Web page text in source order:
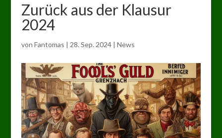
Zurück aus der Klausur
2024
von Fantomas | 28. Sep. 2024| News